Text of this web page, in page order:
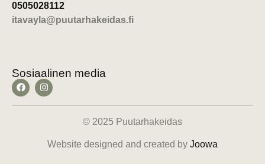
0505028112
itavayla@puutarhakeidas.fi
Sosiaalinen media
© 2025 Puutarhakeidas
Website designed and created by Joowa